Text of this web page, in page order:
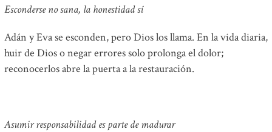
Esconderse no sana, la honestidad sí
Adán y Eva se esconden, pero Dios los llama. En la vida diaria,
huir de Dios o negar errores solo prolonga el dolor;
reconocerlos abre la puerta a la restauración.
Asumir responsabilidad es parte de madurar